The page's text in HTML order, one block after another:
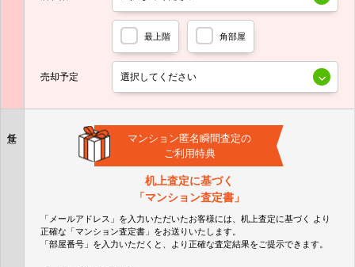
最上階 角部屋
売却予定
マンション匿名瞬間査定の
ご利用特典
机上査定に基づく
「マンション査定書」
「メールアドレス」を入力いただいたお客様には、机上査定に基づく
より
正確な 「マンション査定書」 をお送りいたします。
「部屋番号」を入力いただくと、より正確な査定結果をご提示できます。